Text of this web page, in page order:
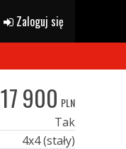
Zaloguj się
17 900 PLN
Tak
4x4 (stały)